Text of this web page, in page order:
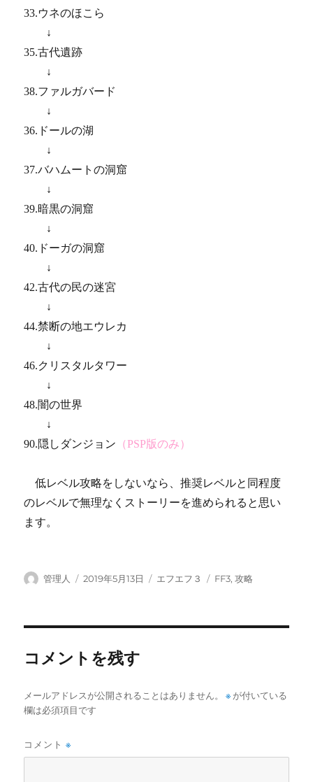
33.ウネのほこら
↓
35.古代遺跡
↓
38.ファルガバード
↓
36.ドールの湖
↓
37.バハムートの洞窟
↓
39.暗黒の洞窟
↓
40.ドーガの洞窟
↓
42.古代の民の迷宮
↓
44.禁断の地エウレカ
↓
46.クリスタルタワー
↓
48.闇の世界
↓
90.隠しダンジョン （PSP版のみ）
低レベル攻略をしないなら、推奨レベルと同程度
のレベルで無理なくストーリーを進められると思い
ます。
投
管理人
投
2019年5月13日
カ
エフエフ３
タ
FF3,攻略
コメントを残す
メールアドレスが公開されることはありません。 ※ が付いている
欄は必須項目です
コメント※